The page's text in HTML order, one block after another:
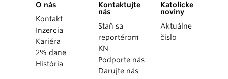
O nás
Kontakt
Inzercia
Kariéra
2% dane
História
Kontaktujte
nás
Staň sa
reportérom
KN
Podporte nás
Darujte nás
Katolícke
noviny
Aktuálne
číslo